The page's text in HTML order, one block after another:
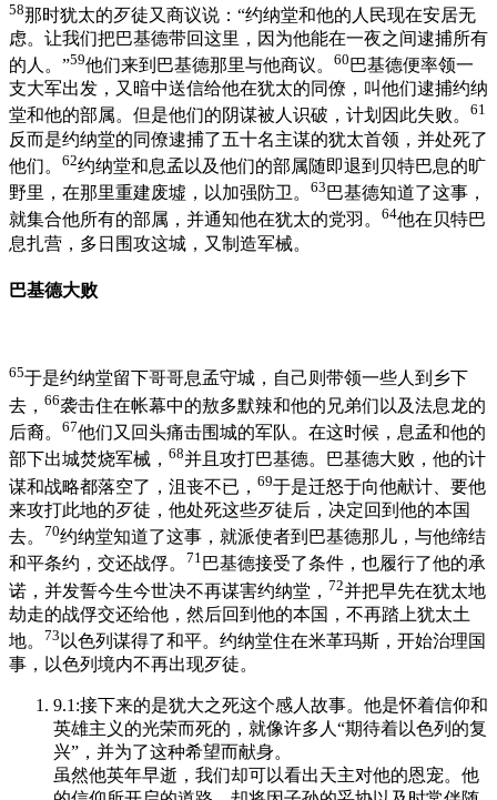
58那时犹太的歹徒又商议说：“约纳堂和他的人民现在安居无
虑。让我们把巴基德带回这里，因为他能在一夜之间逮捕所有
的人。”59他们来到巴基德那里与他商议。 60 巴基德便率领一
支大军出发，又暗中送信给他在犹太的同僚，叫他们逮捕约纳
堂和他的部属。但是他们的阴谋被人识破，计划因此失败。 61
反而是约纳堂的同僚逮捕了五十名主谋的犹太首领，并处死了
他们。 62约纳堂和息孟以及他们的部属随即退到贝特巴息的旷
野里，在那里重建废墟，以加强防卫。 63 巴基德知道了这事，
就集合他所有的部属，并通知他在犹太的党羽。 64他在贝特巴
息扎营，多日围攻这城，又制造军械。
巴基德大败
65于是约纳堂留下哥哥息孟守城，自己则带领一些人到乡下
去， 66袭击住在帐幕中的敖多默辣和他的兄弟们以及法息龙的
后裔。 67他们又回头痛击围城的军队。在这时候，息孟和他的
部下出城焚烧军械， 68并且攻打巴基德。巴基德大败，他的计
谋和战略都落空了，沮丧不已， 69于是迁怒于向他献计、要他
来攻打此地的歹徒，他处死这些歹徒后，决定回到他的本国
去。 70约纳堂知道了这事，就派使者到巴基德那儿，与他缔结
和平条约，交还战俘。 71 巴基德接受了条件，也履行了他的承
诺，并发誓今生今世决不再谋害约纳堂， 72并把早先在犹太地
劫走的战俘交还给他，然后回到他的本国，不再踏上犹太土
地。 73 以色列谋得了和平。约纳堂住在米革玛斯，开始治理国
事，以色列境内不再出现歹徒。
9.1:接下来的是犹大之死这个感人故事。他是怀着信仰和
英雄主义的光荣而死的，就像许多人“期待着以色列的复
兴”，并为了这种希望而献身。
虽然他英年早逝，我们却可以看出天主对他的恩宠。他